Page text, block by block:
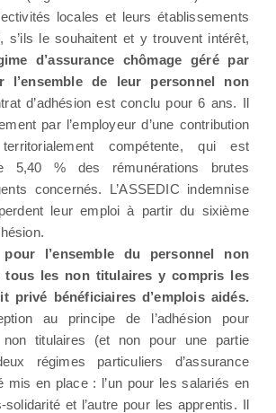
locales et leurs établissements
, s’ils le souhaitent et y trouvent intérêt,
d’assurance chômage géré par
l’ensemble de leur personnel non
d’adhésion est conclu pour 6 ans. Il
par l’employeur d’une contribution
compétente, qui est
5,40 % des rémunérations brutes
concernés. L’ASSEDIC indemnise
leur emploi à partir du sixième
pour l’ensemble du personnel non
tous les non titulaires y compris les
privé bénéficiaires d’emplois aidés.
au principe de l’adhésion pour
non titulaires (et non pour une partie
régimes particuliers d’assurance
mis en place : l’un pour les salariés en
solidarité et l’autre pour les apprentis. Il